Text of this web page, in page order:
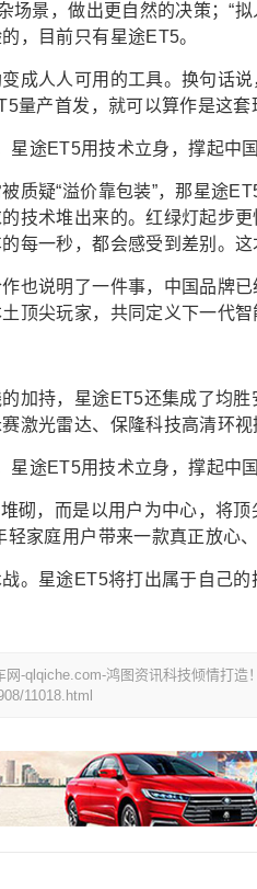
场景，做出更自然的决策；“
，目前只有星途ET5。
成人人可用的工具。换句话
量产首发，就可以算作是这套
质疑“溢价靠包装”，那星途
技术堆出来的。红绿灯起步
每一秒，都会感受到差别。
也说明了一件事，中国品牌
顶尖玩家，共同定义下一代智
加持，星途ET5还集成了均
激光雷达、保隆科技高清环
砌，而是以用户为中心，将顶
家庭用户带来一款真正放心
。星途ET5将打出属于自己
-qlqiche.com-鸿图资讯科技倾情打造
11018.html